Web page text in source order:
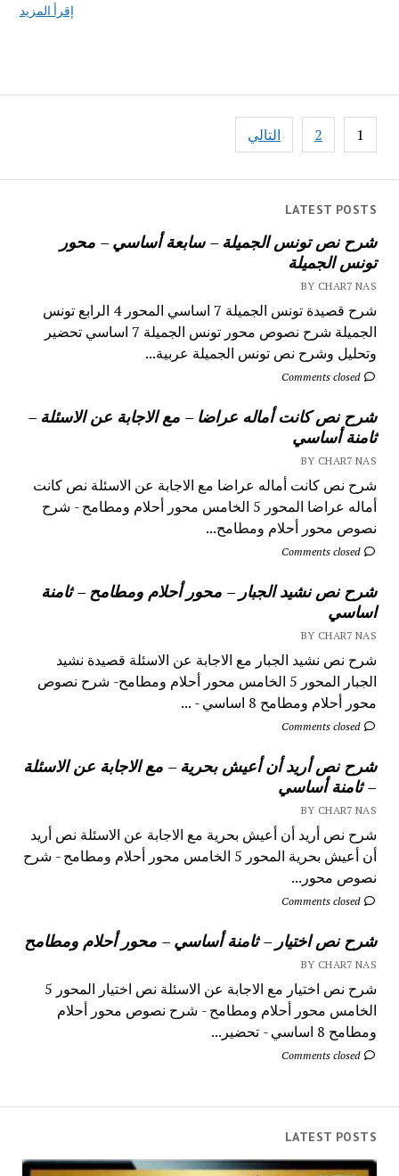
LATEST POSTS
شرح نص تونس الجميلة – سابعة أساسي – محور
تونس الجميلة
BY CHAR7 NAS
شرح قصيدة تونس الجميلة 7 اساسي المحور 4 الرابع تونس
الجميلة شرح نصوص محور تونس الجميلة 7 اساسي تحضير
وتحليل وشرح نص تونس الجميلة عربية...
Comments closed
شرح نص كانت أماله عراضا – مع الاجابة عن الاسئلة –
ثامنة أساسي
BY CHAR7 NAS
شرح نص كانت أماله عراضا مع الاجابة عن الاسئلة نص كانت
أماله عراضا المحور 5 الخامس محور أحلام ومطامح - شرح
نصوص محور أحلام ومطامح...
Comments closed
شرح نص نشيد الجبار – محور أحلام ومطامح – ثامنة
اساسي
BY CHAR7 NAS
شرح نص نشيد الجبار مع الاجابة عن الاسئلة قصيدة نشيد
الجبار المحور 5 الخامس محور أحلام ومطامح- شرح نصوص
محور أحلام ومطامح 8 اساسي - ...
Comments closed
شرح نص أريد أن أعيش بحرية – مع الاجابة عن الاسئلة
– ثامنة أساسي
BY CHAR7 NAS
شرح نص أريد أن أعيش بحرية مع الاجابة عن الاسئلة نص أريد
أن أعيش بحرية المحور 5 الخامس محور أحلام ومطامح - شرح
نصوص محور...
Comments closed
شرح نص اختيار – ثامنة أساسي – محور أحلام ومطامح
BY CHAR7 NAS
شرح نص اختيار مع الاجابة عن الاسئلة نص اختيار المحور 5
الخامس محور أحلام ومطامح - شرح نصوص محور أحلام
ومطامح 8 اساسي - تحضير...
Comments closed
إقرأ المزيد
تصفّح
المقالات
1
2 التالي
LATEST POSTS